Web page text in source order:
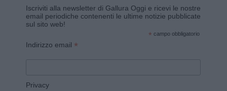
Iscriviti alla newsletter di Gallura Oggi e ricevi le nostre
email periodiche contenenti le ultime notizie pubblicate
sul sito web!
* campo obbligatorio
Indirizzo email *
Privacy